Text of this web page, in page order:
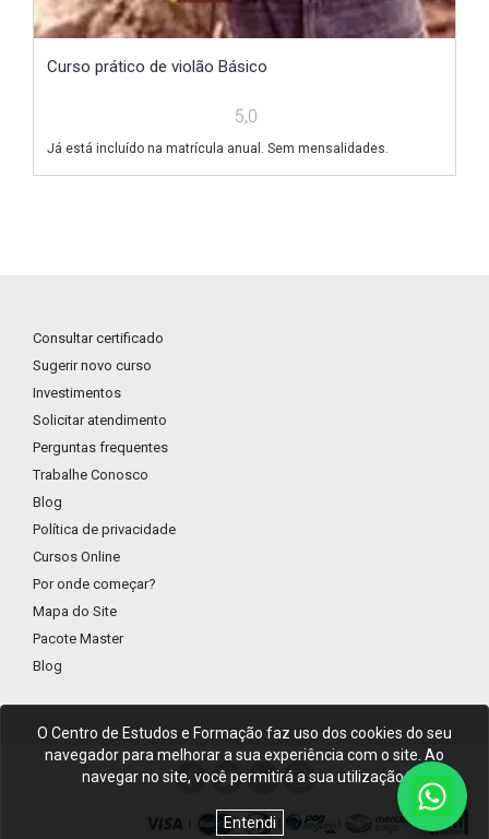
Curso prático de violão Básico
5,0
Já está incluído na matrícula anual. Sem mensalidades.
Consultar certificado
Sugerir novo curso
Investimentos
Solicitar atendimento
Perguntas frequentes
Trabalhe Conosco
Blog
Política de privacidade
Cursos Online
Por onde começar?
Mapa do Site
Pacote Master
Blog
O Centro de Estudos e Formação faz uso dos cookies do seu
navegador para melhorar a sua experiência com o site. Ao
navegar no site, você permitirá a sua utilização.
Entendi